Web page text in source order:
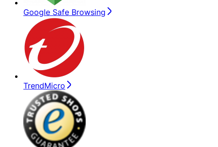
Google Safe Browsing
TrendMicro